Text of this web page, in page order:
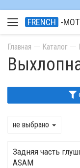
FRENCH -
Главная Каталог
не выбрано
Задняя часть
ASAM